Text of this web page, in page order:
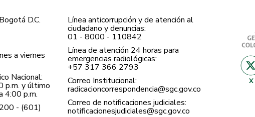
D.C.
a viernes
Nacional:
p.m. y último
4:00 p.m.
- (601)
Línea anticorrupción y de atención al
ciudadano y denuncias:
01 - 8000 - 110842
Línea de atención 24 horas para
emergencias radiológicas:
+57 ​317 366 2793
Correo Institucional:
radicacioncorrespondencia@sgc.gov.co
Correo de notificaciones judiciales:
notificacionesjudiciales@sgc.gov.co
X